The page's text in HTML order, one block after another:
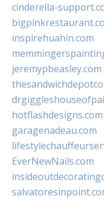
cinderella-
inspirehuahin.com
jeremypbeasley.com
hotflashdesigns.com
garagenadeau.com
EverNewNails.com